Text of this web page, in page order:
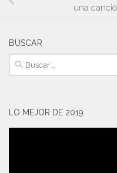
una
BUSCAR
Buscar:
LO MEJOR DE 2019